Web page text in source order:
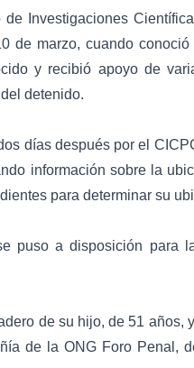
Investigaciones
de marzo, cuando
y recibió apoyo de
detenido.
días después por el
información sobre la
para determinar su
puso a disposición para
de su hijo, de 51 años,
de la ONG Foro Penal ,